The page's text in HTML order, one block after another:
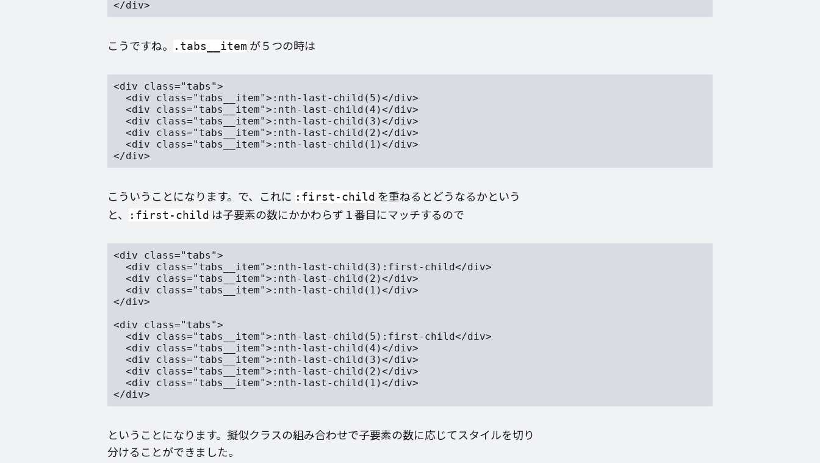
こうですね。 .tabs__item が５つの時は
<div class="tabs">
  <div class="tabs__item">:nth-last-child(5)</div>
  <div class="tabs__item">:nth-last-child(4)</div>
  <div class="tabs__item">:nth-last-child(3)</div>
  <div class="tabs__item">:nth-last-child(2)</div>
  <div class="tabs__item">:nth-last-child(1)</div>
こういうことになります。で、これに :first-child を重ねるとどうなるかという
と、
:first-child は子要素の数にかかわらず１番目にマッチするので
<div class="tabs">
  <div class="tabs__item">:nth-last-child(3):first-child</div>
  <div class="tabs__item">:nth-last-child(2)</div>
  <div class="tabs__item">:nth-last-child(1)</div>
</div>
<div class="tabs">
  <div class="tabs__item">:nth-last-child(5):first-child</div>
  <div class="tabs__item">:nth-last-child(4)</div>
  <div class="tabs__item">:nth-last-child(3)</div>
  <div class="tabs__item">:nth-last-child(2)</div>
  <div class="tabs__item">:nth-last-child(1)</div>
ということになります。擬似クラスの組み合わせで子要素の数に応じてスタイルを切り
分けることができました。